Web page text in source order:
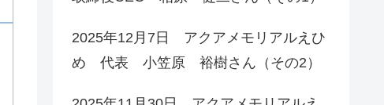
2025年12月7日 アクアメモリアルえひ
め 代表 小笠原 裕樹さん（その2）